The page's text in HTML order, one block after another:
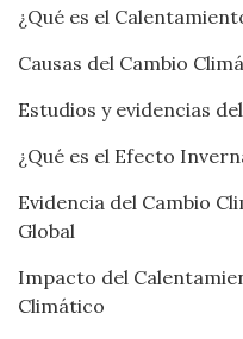
¿Qué es el
Causas del Cambio
Estudios y evidencias
¿Qué es el Efecto
Evidencia del Cambio
Global
Impacto del
Climático